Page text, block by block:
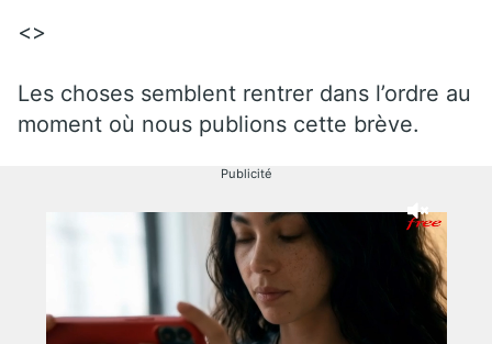
<>
Les choses semblent rentrer dans l’ordre au
moment où nous publions cette brève.
Publicité